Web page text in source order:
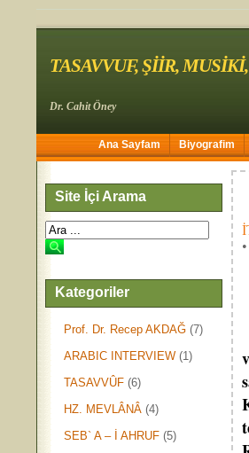
TASAVVUF, ŞİİR,
Dr. Cahit Öney
Ana Sayfam Biyografim
Site İçi Arama
Kategoriler
Prof. Dr. Recep AKDAĞ (7)
ARABIC INTERVIEW (1)
TASAVVÛF (6)
HZ. MEVLÂNÂ (4)
SEB` A – İ AHRUF (5)